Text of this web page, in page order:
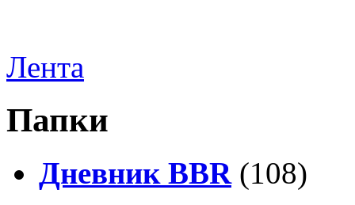
Лента
Папки
Дневник BBR (108)